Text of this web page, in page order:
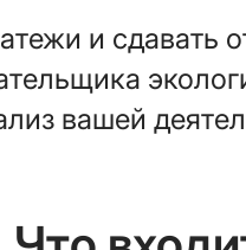
и сдавать
вашей